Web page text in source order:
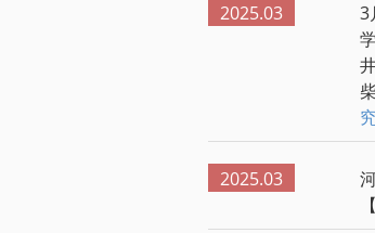
2025.03 3
2025.03
【